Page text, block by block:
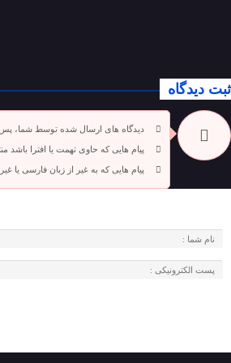
ثبت دیدگاه
دیدگاه های ارسال شده توسط شما، پس
پیام هایی که حاوی تهمت یا افترا باشد
پیام هایی که به غیر از زبان فارسی یا